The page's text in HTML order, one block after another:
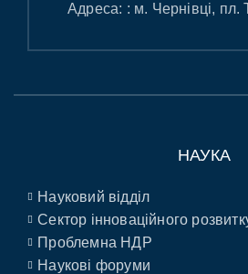
Адреса: : м. Чернівці, пл.
НАУКА
Науковий відділ
Сектор інноваційного
Проблемна НДР
Наукові форуми